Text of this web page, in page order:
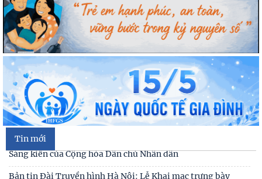
Tin mới
Kế hoạch hành động 100 ngày tập trung xử lý các điểm
nghẽn về chuyển đổi số trong các cơ quan Đảng